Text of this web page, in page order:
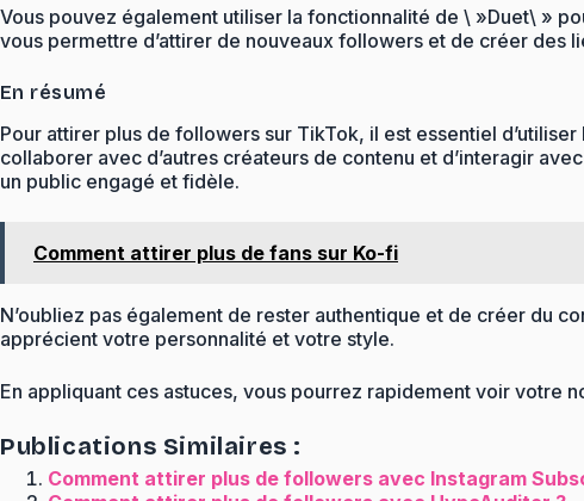
Vous pouvez également utiliser la fonctionnalité de \ »Duet\ »
vous permettre d’attirer de nouveaux followers et de créer des
En résumé
Pour attirer plus de followers sur TikTok, il est essentiel
collaborer avec d’autres créateurs de contenu et d’interagir
un public engagé et fidèle.
Comment attirer plus de fans sur Ko-fi
N’oubliez pas également de rester authentique et de créer du
apprécient votre personnalité et votre style.
En appliquant ces astuces, vous pourrez rapidement voir votre
Publications Similaires :
Comment attirer plus de followers avec Instagram